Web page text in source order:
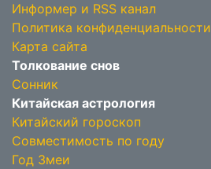
Информер и RSS канал
Политика конфиденциальности
Карта сайта
Толкование снов
Сонник
Китайская астрология
Китайский гороскоп
Совместимость по году
Год Змеи